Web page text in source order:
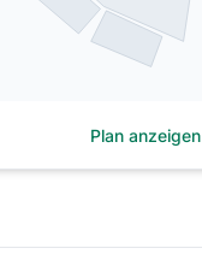
Plan anzeigen